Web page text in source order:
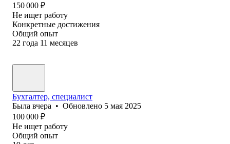
150 000 ₽
Не ищет работу
Конкретные достижения
Общий опыт
22 года 11 месяцев
Бухгалтер, специалист
Была вчера • Обновлено 5 мая 2025
100 000 ₽
Не ищет работу
Общий опыт